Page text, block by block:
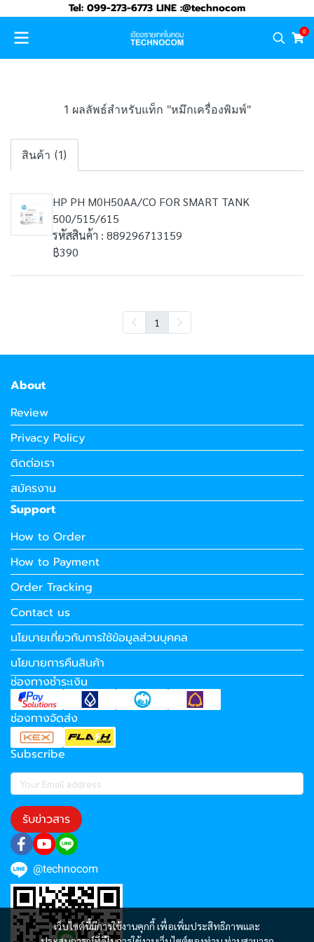
Tel: 099-273-6773 LINE :@technocom
0
1 ผลลัพธ์สำหรับแท็ก "หมึกเครื่องพิมพ์"
สินค้า (1)
HP PH M0H50AA/CO FOR SMART TANK
500/515/615
รหัสสินค้า : 889296713159
฿390
1
เว็บไซต์นี้มีการใช้งานคุกกี้ เพื่อเพิ่มประสิทธิภาพและ
About
Review
Privacy Policy
ติดต่อเรา
สมัครงาน
Support
How to Order
How to Payment
Order Tracking
Contact us
นโยบายเกี่ยวกับการใช้ข้อมูลส่วนบุคคล
นโยบายการคืนสินค้า
ช่องทางชำระเงิน
ช่องทางจัดส่ง
Subscribe
รับข่าวสาร
@technocom